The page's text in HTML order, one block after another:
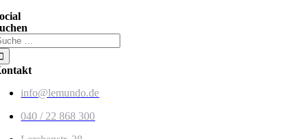
info@lemundo.de
040 / 22 868 300